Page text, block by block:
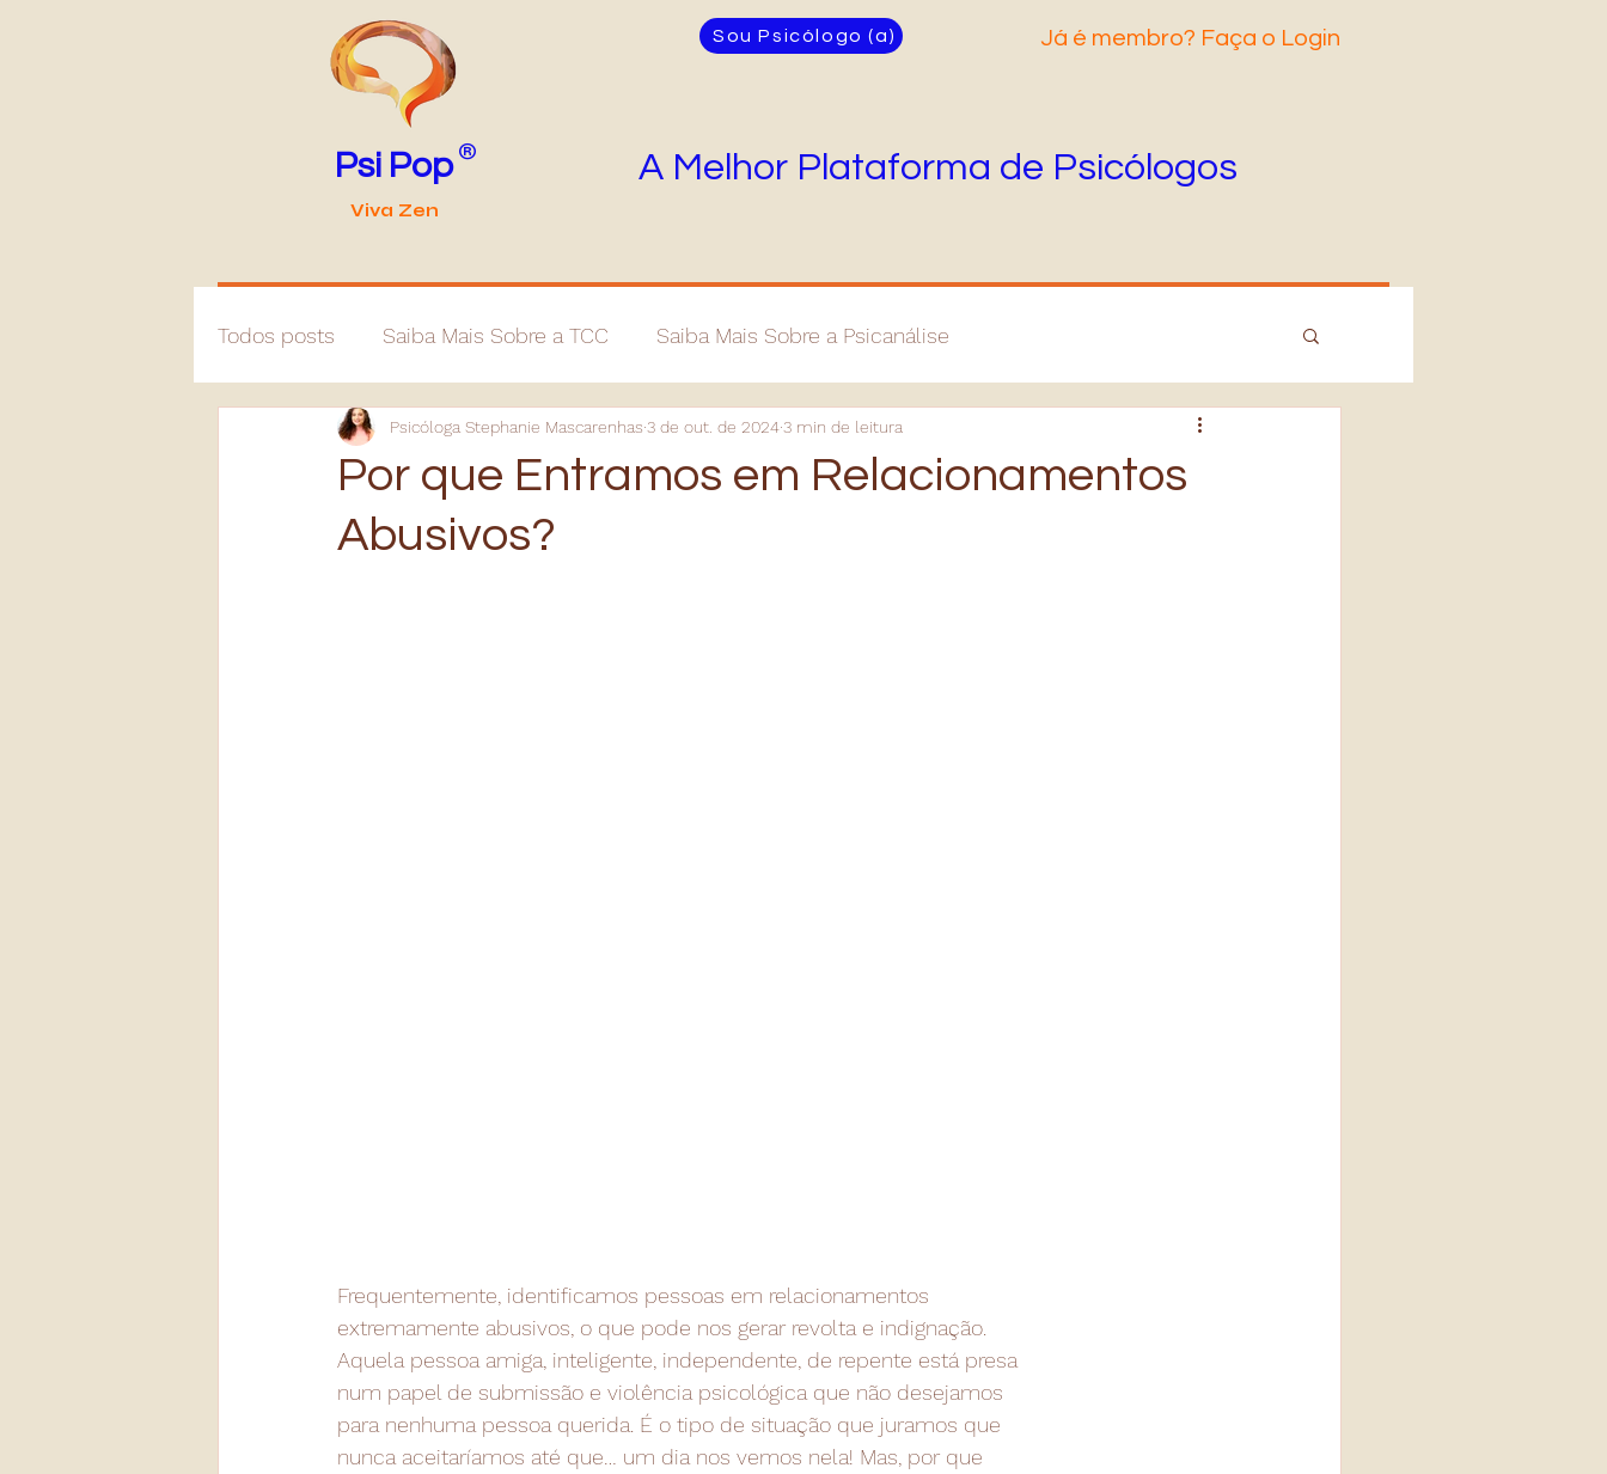
Psi Pop ®
Viva Zen
Sou Psicólogo (a) Já é membro? Faça o Login
A Melhor Plataforma de Psicólogos
Todos posts Saiba Mais Sobre a TCC Saiba Mais Sobre a Psicanálise
Por que Entramos em Relacionamentos
Abusivos?
Psicóloga Stephanie Mascarenhas 3 de out. de 20243 min de leitura
Frequentemente, identificamos pessoas em relacionamentos
extremamente abusivos, o que pode nos gerar revolta e indignação.
Aquela pessoa amiga, inteligente, independente, de repente está presa
num papel de submissão e violência psicológica que não desejamos
para nenhuma pessoa querida. É o tipo de situação que juramos que
nunca aceitaríamos até que… um dia nos vemos nela! Mas, por que